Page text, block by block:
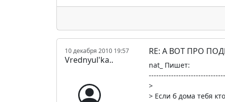
10 декабря 2010 19:57
Vrednyul'ka..
RE: А ВОТ ПРО
nat_ Пишет:
>
> Если б дома тебя